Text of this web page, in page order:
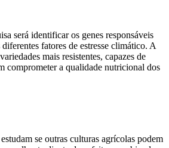
será identificar os genes responsáveis
diferentes fatores de estresse climático. A
mais resistentes, capazes de
comprometer a qualidade nutricional dos
se outras culturas agrícolas podem